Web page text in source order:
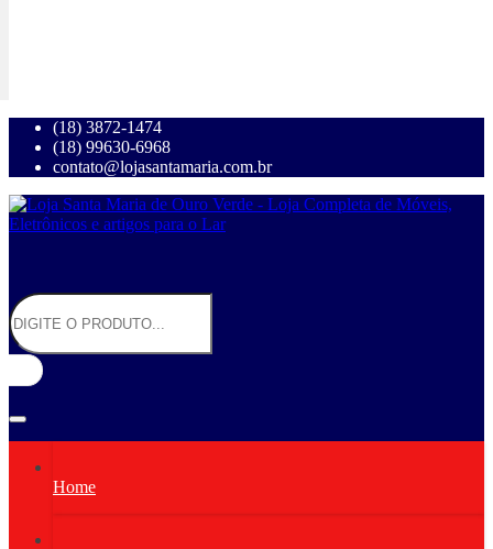
(18) 3872-1474
(18) 99630-6968
contato@lojasantamaria.com.br
Home